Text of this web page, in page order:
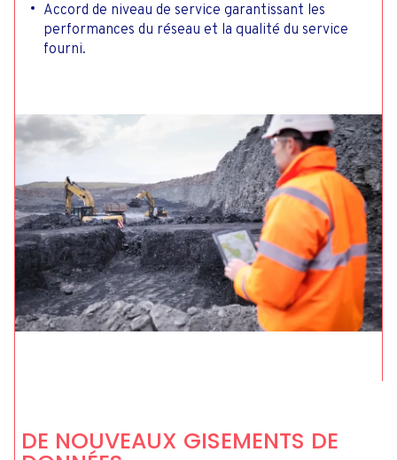
Accord de niveau de service garantissant les
performances du réseau et la qualité du service
fourni.
DE NOUVEAUX GISEMENTS DE